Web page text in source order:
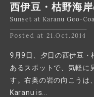
西伊豆・枯野海岸
Sunset at Karanu Geo-
Posted at 21.Oct.2014
9月9日、夕日の西伊豆・
あるスポットで、気軽に
す。右奥の岩の向こうは
Karanu is...